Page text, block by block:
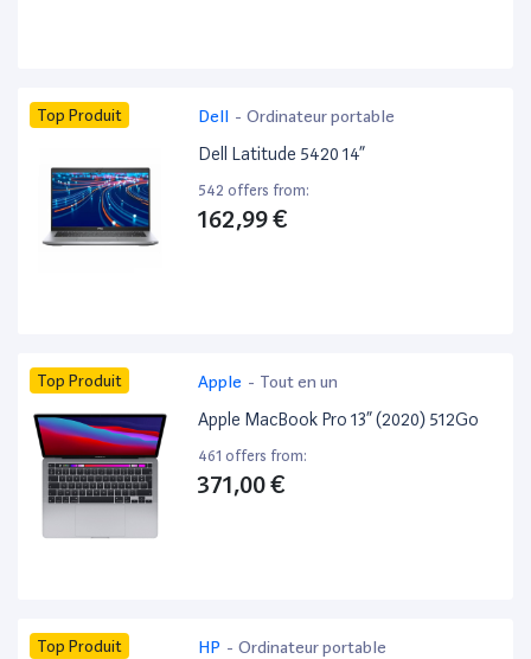
Top Produit Dell - Ordinateur portable
Dell Latitude 5420 14”
542 offers from:
162,99 €
Top Produit Apple - Tout en un
Apple MacBook Pro 13” (2020) 512Go
461 offers from:
371,00 €
Top Produit HP - Ordinateur portable